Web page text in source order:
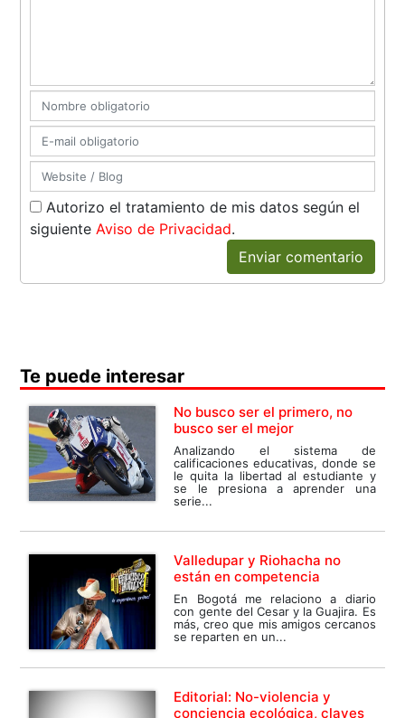
Autorizo el tratamiento de mis datos según el
siguiente Aviso de Privacidad.
Enviar comentario
Te puede interesar
No busco ser el primero, no
busco ser el mejor
Analizando el sistema de
calificaciones educativas, donde se
le quita la libertad al estudiante y
se le presiona a aprender una
serie...
Valledupar y Riohacha no
están en competencia
En Bogotá me relaciono a diario
con gente del Cesar y la Guajira. Es
más, creo que mis amigos cercanos
se reparten en un...
Editorial: No-violencia y
conciencia ecológica, claves